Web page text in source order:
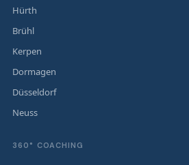
Hürth
Brühl
Kerpen
Dormagen
Düsseldorf
Neuss
360° COACHING